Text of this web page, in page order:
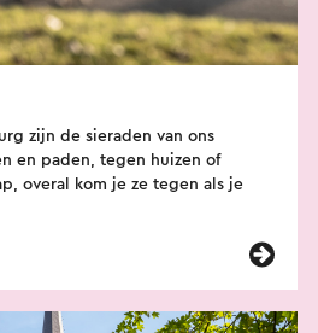
zijn de sieraden van ons
en paden, tegen huizen of
overal kom je ze tegen als je